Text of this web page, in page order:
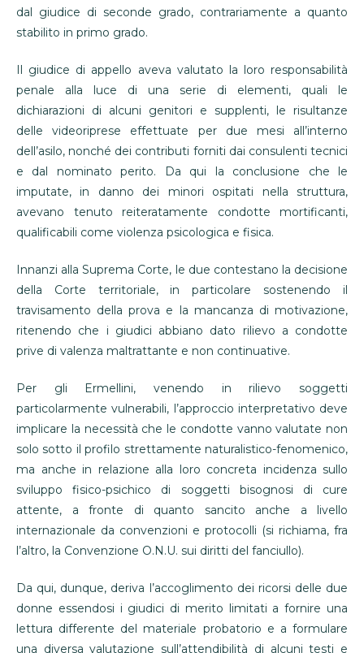
dal giudice di seconde grado, contrariamente a quanto
stabilito in primo grado.
Il giudice di appello aveva valutato la loro responsabilità
penale alla luce di una serie di elementi, quali le
dichiarazioni di alcuni genitori e supplenti, le risultanze
delle videoriprese effettuate per due mesi all’interno
dell’asilo, nonché dei contributi forniti dai consulenti tecnici
e dal nominato perito. Da qui la conclusione che le
imputate, in danno dei minori ospitati nella struttura,
avevano tenuto reiteratamente condotte mortificanti,
qualificabili come violenza psicologica e fisica.
Innanzi alla Suprema Corte, le due contestano la decisione
della Corte territoriale, in particolare sostenendo il
travisamento della prova e la mancanza di motivazione,
ritenendo che i giudici abbiano dato rilievo a condotte
prive di valenza maltrattante e non continuative.
Per gli Ermellini, venendo in rilievo soggetti
particolarmente vulnerabili, l’approccio interpretativo deve
implicare la necessità che le condotte vanno valutate non
solo sotto il profilo strettamente naturalistico-fenomenico,
ma anche in relazione alla loro concreta incidenza sullo
sviluppo fisico-psichico di soggetti bisognosi di cure
attente, a fronte di quanto sancito anche a livello
internazionale da convenzioni e protocolli (si richiama, fra
l’altro, la Convenzione O.N.U. sui diritti del fanciullo).
Da qui, dunque, deriva l’accoglimento dei ricorsi delle due
donne essendosi i giudici di merito limitati a fornire una
lettura differente del materiale probatorio e a formulare
una diversa valutazione sull’attendibilità di alcuni testi e